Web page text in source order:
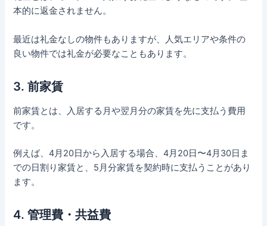
本的に返金されません。
最近は礼金なしの物件もありますが、人気エリアや条件の
良い物件では礼金が必要なこともあります。
3. 前家賃
前家賃とは、入居する月や翌月分の家賃を先に支払う費用
です。
例えば、4月20日から入居する場合、4月20日〜4月30日ま
での日割り家賃と、5月分家賃を契約時に支払うことがあり
ます。
4. 管理費・共益費